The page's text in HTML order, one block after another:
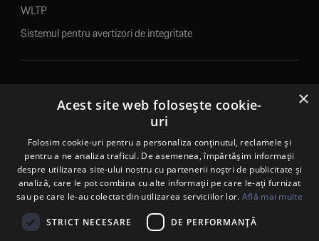
WLTP
Sistemul pentru avertizori de integritate
© 2026. Porsche Inter Auto Romania. Toate drepturile rezervate.
Porsche Inter Auto Romania SRL
RO22188461 J2007002067233
B-dul Pipera, nr. 2, Sala 1, Etaj 2, Voluntari, jud.Ilfov - sediu
social
B-dul Pipera, nr. 1/X, Centrul Porsche București – PCB,
Voluntari, jud. Ilfov – punct de lucru
Calea Lugojului, nr. 136, loc. Ghiroda, jud. Timiș – punct de
×
Acest site web folosește cookie-
uri
Folosim cookie-uri pentru a personaliza conținutul, reclamele și
pentru a ne analiza traficul. De asemenea, împărtășim informații
despre utilizarea site-ului nostru cu partenerii noștri de publicitate și
analiză, care le pot combina cu alte informații pe care le-ați furnizat
sau pe care le-au colectat din utilizarea serviciilor lor. Află mai multe
STRICT NECESARE DE PERFORMANȚĂ